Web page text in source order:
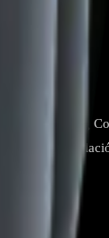
split Samsung
para